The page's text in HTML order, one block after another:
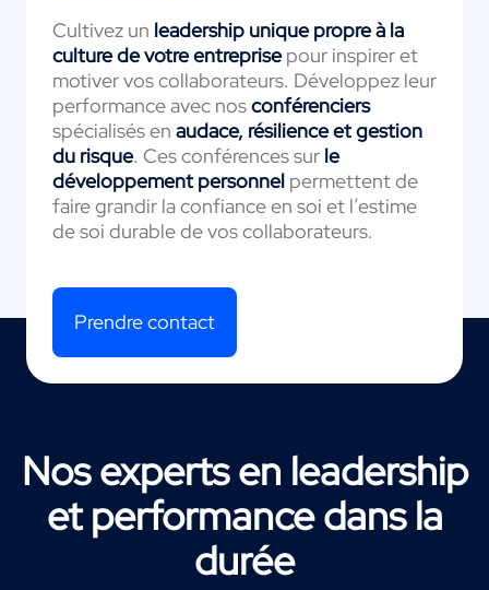
Cultivez un leadership unique propre à la
culture de votre entreprisepour inspirer et
motiver vos collaborateurs. Développez leur
performance avec nosconférenciers
spécialisés en audace, résilience et gestion
du risque. Ces conférences sur le
développement personnel permettent de
faire grandir la confiance en soi et l’estime
de soi durable de vos collaborateurs.
Prendre contact
Nos experts en leadership
et performance dans la
durée